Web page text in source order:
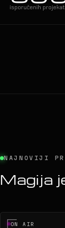
isporučenih
NAJNOVIJI
Magija
ON AIR